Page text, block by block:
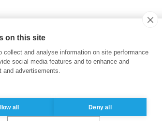
Rationalité économique
on this site
collect and analyse information on site performance
social media features and to enhance and
and advertisements.
all Deny all